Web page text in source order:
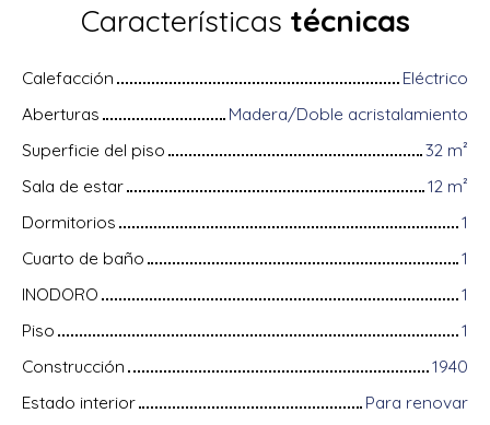
Características técnicas
Calefacción
Eléctrico
Aberturas
Madera/Doble acristalamiento
Superficie del piso
32 m²
Sala de estar
12 m²
Dormitorios
1
Cuarto de baño
1
INODORO
1
Piso
1
Construcción
1940
Estado interior
Para renovar